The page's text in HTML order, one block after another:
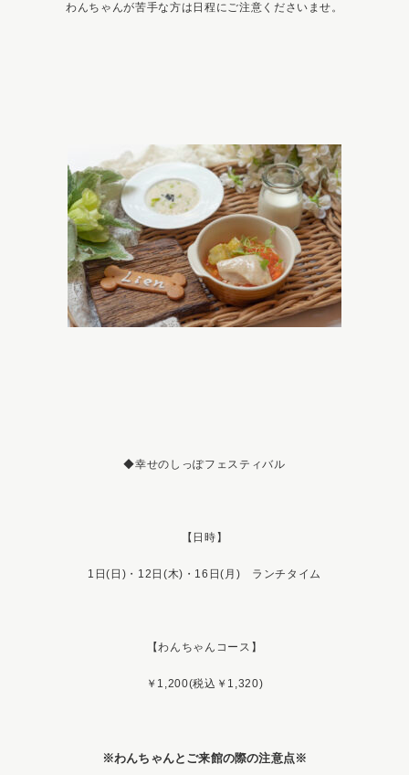
わんちゃんが苦手な方は日程にご注意くださいませ。
◆幸せのしっぽフェスティバル
【日時】
1日(日)・12日(木)・16日(月) ランチタイム
【わんちゃんコース】
￥1,200(税込￥1,320)
※わんちゃんとご来館の際の注意点※